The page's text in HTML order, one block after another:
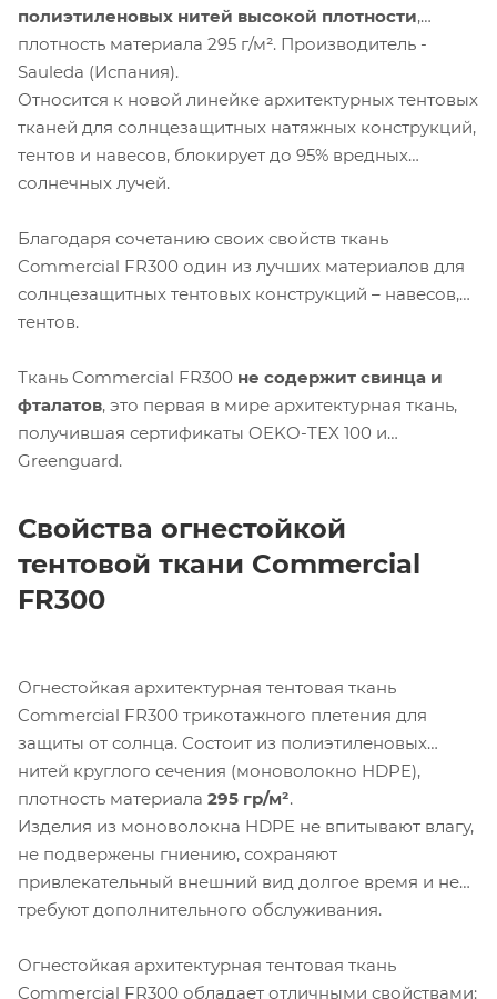
полиэтиленовых нитей высокой плотности,
плотность материала 295 г/м². Производитель -
Sauleda (Испания).
Относится к новой линейке архитектурных тентовых
тканей для солнцезащитных натяжных конструкций,
тентов и навесов, блокирует до 95% вредных
солнечных лучей.
Благодаря сочетанию своих свойств ткань
Commercial FR300 один из лучших материалов для
солнцезащитных тентовых конструкций – навесов,
тентов.
Ткань Commercial FR300 не содержит свинца и
фталатов, это первая в мире архитектурная ткань,
получившая сертификаты OEKO-TEX 100 и
Greenguard.
Свойства огнестойкой
тентовой ткани Commercial
FR300
Огнестойкая архитектурная тентовая ткань
Commercial FR300 трикотажного плетения для
защиты от солнца. Состоит из полиэтиленовых
нитей круглого сечения (моноволокно HDPE),
плотность материала 295 гр/м².
Изделия из моноволокна HDPE не впитывают влагу,
не подвержены гниению, сохраняют
привлекательный внешний вид долгое время и не
требуют дополнительного обслуживания.
Огнестойкая архитектурная тентовая ткань
Commercial FR300 обладает отличными свойствами: